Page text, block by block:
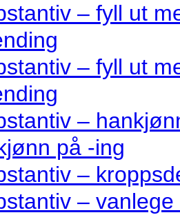
– fyll ut
– fyll ut
–
på -ing
–
–